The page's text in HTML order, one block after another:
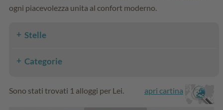
ogni piacevolezza unita al confort moderno.
Stelle
Categorie
apri cartina
Sono stati trovati 1 alloggi per Lei.